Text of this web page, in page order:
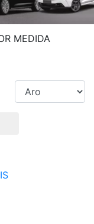
MEDIDA